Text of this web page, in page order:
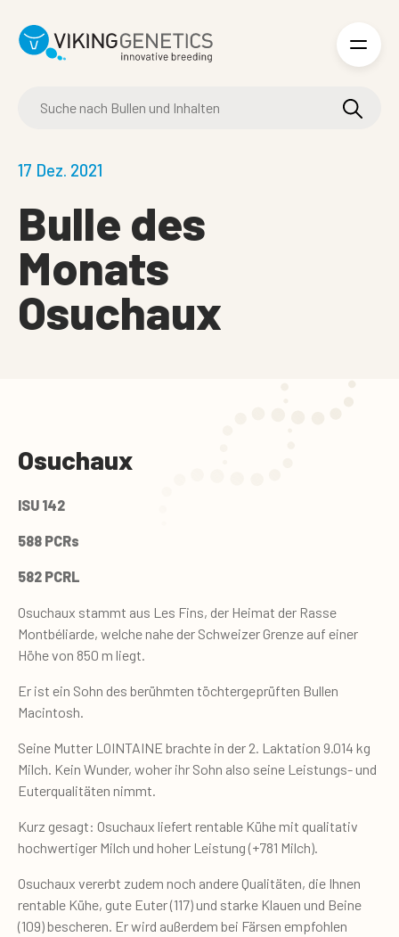
17 Dez. 2021
Bulle des
Monats
Osuchaux
Osuchaux
ISU 142
588 PCRs
582 PCRL
Osuchaux stammt aus Les Fins, der Heimat der Rasse
Montbéliarde, welche nahe der Schweizer Grenze auf einer
Höhe von 850 m liegt.
Er ist ein Sohn des berühmten töchtergeprüften Bullen
Macintosh.
Seine Mutter LOINTAINE brachte in der 2. Laktation 9.014 kg
Milch. Kein Wunder, woher ihr Sohn also seine Leistungs- und
Euterqualitäten nimmt.
Kurz gesagt: Osuchaux liefert rentable Kühe mit qualitativ
hochwertiger Milch und hoher Leistung (+781 Milch).
Osuchaux vererbt zudem noch andere Qualitäten, die Ihnen
rentable Kühe, gute Euter (117) und starke Klauen und Beine
(109) bescheren. Er wird außerdem bei Färsen empfohlen